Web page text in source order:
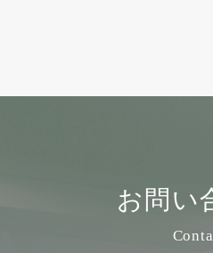
お問い